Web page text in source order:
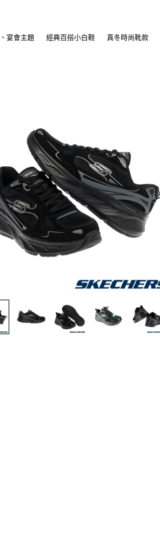
宴會主題 經典百搭小白鞋 真冬時尚靴款